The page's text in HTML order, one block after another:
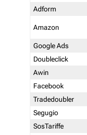
Adform
Amazon
Google Ads
Doubleclick
Awin
Facebook
Tradedoubler
Segugio
SosTariffe